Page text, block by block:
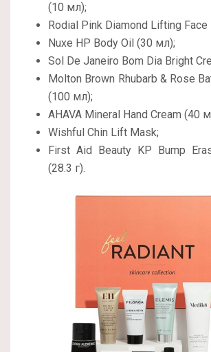
(10 мл);
Rodial Pink Diamond Lifting Face
Nuxe HP Body Oil (30 мл);
Sol De Janeiro Bom Dia Bright
Molton Brown Rhubarb & Rose
(100 мл);
AHAVA Mineral Hand Cream (40
Wishful Chin Lift Mask;
First Aid Beauty KP Bump
(28.3 г).